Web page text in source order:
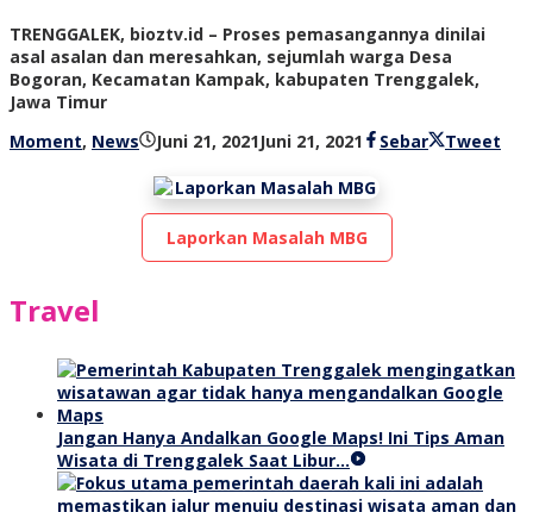
TRENGGALEK, bioztv.id – Proses pemasangannya dinilai
asal asalan dan meresahkan, sejumlah warga Desa
Bogoran, Kecamatan Kampak, kabupaten Trenggalek,
Jawa Timur
Moment, News Juni 21, 2021Juni 21, 2021 oleh
tv
Sebar Tweet
Laporkan Masalah MBG
Travel
Jangan Hanya Andalkan Google Maps! Ini Tips Aman
Wisata di Trenggalek Saat Libur…